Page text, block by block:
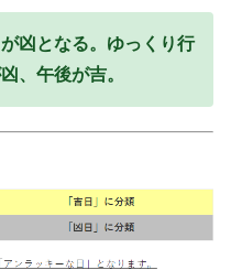
凶となる。ゆっくり行
、午後が吉。